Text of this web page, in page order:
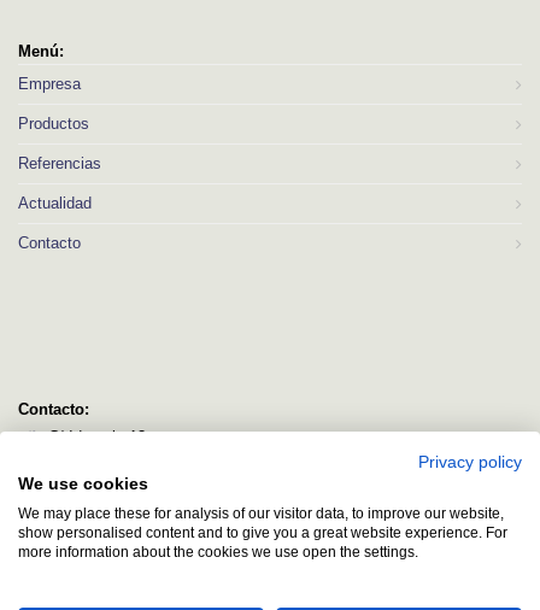
Menú:
Empresa
Productos
Referencias
Actualidad
Contacto
Contacto:
C/ Idorsolo 13
Bizkaia
logitec@logitecsl.net
+34 944 544 580
Privacy policy
We use cookies
We may place these for analysis of our visitor data, to improve our website,
show personalised content and to give you a great website experience. For
more information about the cookies we use open the settings.